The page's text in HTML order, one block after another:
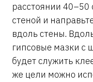
расстоянии 40–50
стеной и
вдоль стены.
гипсовые мазки с
будет служить
же цели можно